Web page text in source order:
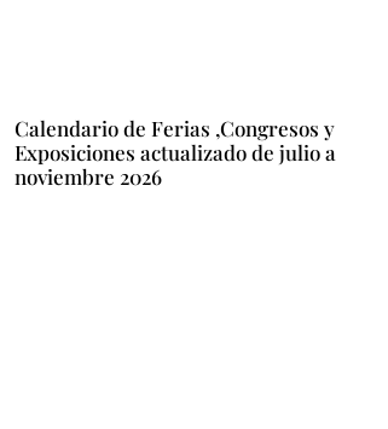
Calendario de Ferias ,Congresos y
Exposiciones actualizado de julio a
noviembre 2026